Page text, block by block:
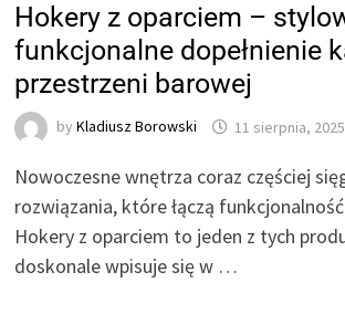
Hokery z oparciem –
funkcjonalne dopełnienie
przestrzeni barowej
byKladiusz Borowski 11 sierpnia, 2025
Nowoczesne wnętrza coraz częściej
rozwiązania, które łączą
Hokery z oparciem to jeden z tych
doskonale wpisuje się w …